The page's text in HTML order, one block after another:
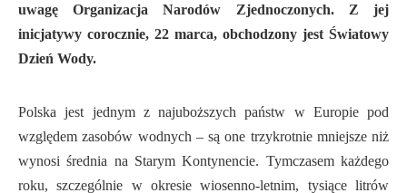
uwagę Organizacja Narodów Zjednoczonych. Z jej
inicjatywy corocznie, 22 marca, obchodzony jest Światowy
Dzień Wody.
Polska jest jednym z najuboższych państw w Europie pod
względem zasobów wodnych – są one trzykrotnie mniejsze niż
wynosi średnia na Starym Kontynencie. Tymczasem każdego
roku, szczególnie w okresie wiosenno-letnim, tysiące litrów